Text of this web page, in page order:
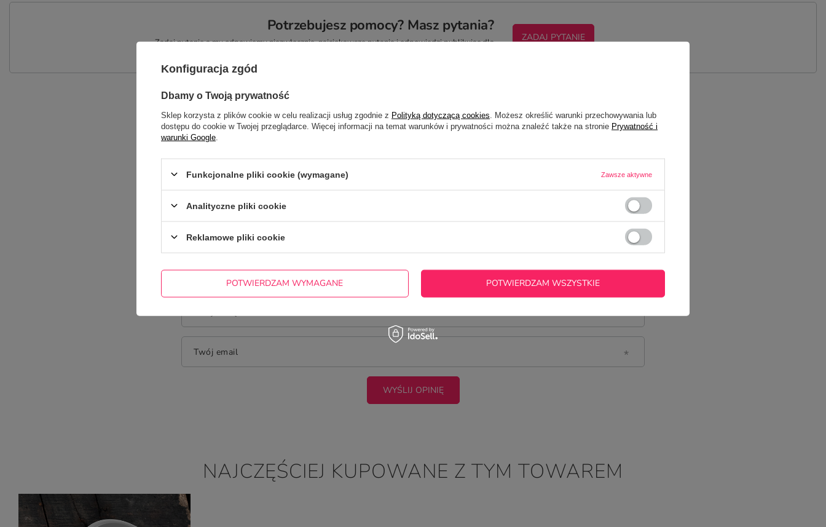
Potrzebujesz pomocy? Masz pytania?
Zadaj pytanie a my odpowiemy niezwłocznie, najciekawsze pytania i odpowiedzi publikując dla
ZADAJ PYTANIE
Twoja ocena:
Twój email
WYŚLIJ OPINIĘ
NAJCZĘŚCIEJ KUPOWANE Z TYM TOWAREM
Konfiguracja zgód
Dbamy o Twoją prywatność
Sklep korzysta z plików cookie w celu realizacji usług zgodnie z Polityką dotyczącą cookies . Możesz określić warunki przechowywania lub
dostępu do cookie w Twojej przeglądarce. Więcej informacji na temat warunków i prywatności można znaleźć także na stronie Prywatność i
warunki Google
Funkcjonalne pliki cookie (wymagane) Zawsze aktywne
Analityczne pliki cookie
Reklamowe pliki cookie
POTWIERDZAM WYMAGANE POTWIERDZAM WSZYSTKIE